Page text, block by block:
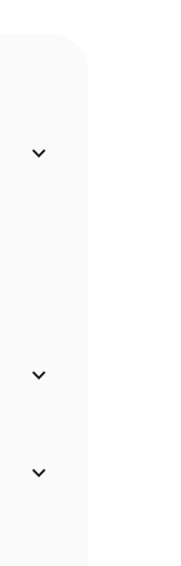
expand_more
expand_more
expand_more